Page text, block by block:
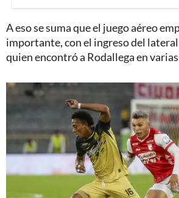
A eso se suma que el juego aéreo
importante, con el ingreso del
quien encontró a Rodallega en